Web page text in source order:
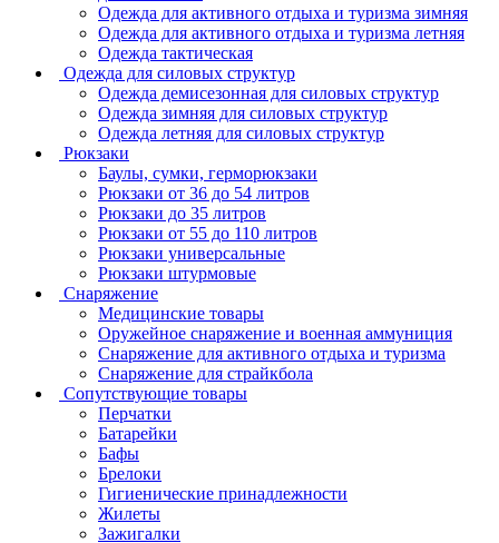
Одежда для активного отдыха и туризма зимняя
Одежда для активного отдыха и туризма летняя
Одежда тактическая
Одежда для силовых структур
Одежда демисезонная для силовых структур
Одежда зимняя для силовых структур
Одежда летняя для силовых структур
Рюкзаки
Баулы, сумки, герморюкзаки
Рюкзаки от 36 до 54 литров
Рюкзаки до 35 литров
Рюкзаки от 55 до 110 литров
Рюкзаки универсальные
Рюкзаки штурмовые
Снаряжение
Медицинские товары
Оружейное снаряжение и военная аммуниция
Снаряжение для активного отдыха и туризма
Снаряжение для страйкбола
Сопутствующие товары
Перчатки
Батарейки
Бафы
Брелоки
Гигиенические принадлежности
Жилеты
Зажигалки